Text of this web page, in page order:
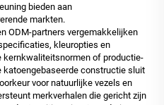
bieden aan
markten.
ODM-partners vergemakkelijken
kleuropties en
kernkwaliteitsnormen of productie-
katoengebaseerde constructie sluit
voor natuurlijke vezels en
merkverhalen die gericht zijn